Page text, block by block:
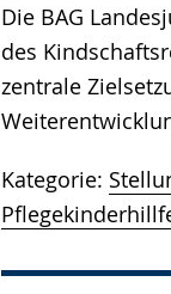
Die BAG
des
zentrale
Kategorie: